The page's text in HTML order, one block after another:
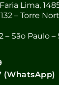
Lima,
– Torre
– São Paulo –
(WhatsApp)